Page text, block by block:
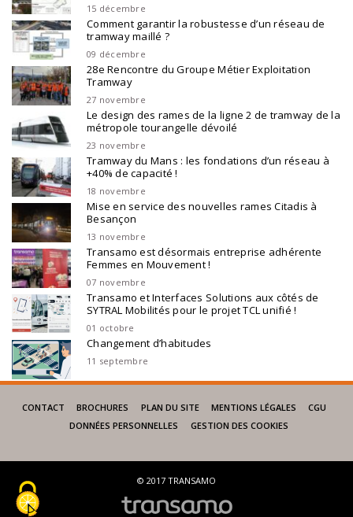
15 décembre
Comment garantir la robustesse d’un réseau de
tramway maillé ?
09 décembre
28e Rencontre du Groupe Métier Exploitation
Tramway
27 novembre
Le design des rames de la ligne 2 de tramway de la
métropole tourangelle dévoilé
23 novembre
Tramway du Mans : les fondations d’un réseau à
+40% de capacité !
18 novembre
Mise en service des nouvelles rames Citadis à
Besançon
13 novembre
Transamo est désormais entreprise adhérente
Femmes en Mouvement !
07 novembre
Transamo et Interfaces Solutions aux côtés de
SYTRAL Mobilités pour le projet TCL unifié !
01 octobre
Changement d’habitudes
11 septembre
CONTACT BROCHURES PLAN DU SITE MENTIONS LÉGALES
CGU
DONNÉES PERSONNELLES
GESTION DES COOKIES
© 2017 TRANSAMO